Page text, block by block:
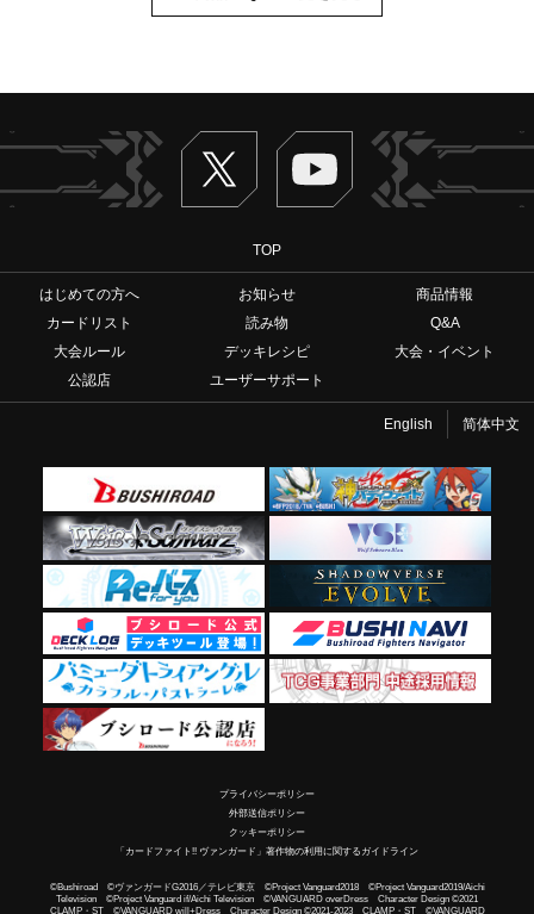
Twitter ヴァンガードch
TOP
はじめての方へ お知らせ
商品情報
カードリスト
読み物
Q&A
大会ルール
デッキレシピ
大会・イベント
公認店
ユーザーサポート
English 简体中文
プライバシーポリシー
外部送信ポリシー
クッキーポリシー
「カードファイト!! ヴァンガード」著作物の利用に関するガイドライン
©Bushiroad ©ヴァンガードG2016／テレビ東京 ©Project Vanguard2018 ©Project Vanguard2019/Aichi
Television ©Project Vanguard if/Aichi Television ©VANGUARD overDress Character Design ©2021
CLAMP・ST ©VANGUARD will+Dress Character Design ©2021-2023 CLAMP・ST ©VANGUARD